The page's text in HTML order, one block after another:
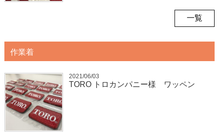
一覧
作業着
2021/06/03
TORO トロカンパニー様 ワッペン